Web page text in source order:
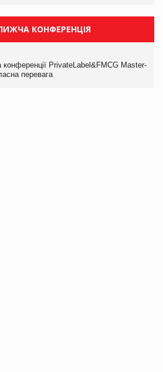
КОНФЕРЕНЦІЯ
конференції PrivateLabel&FMCG Master-
перевага